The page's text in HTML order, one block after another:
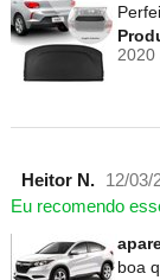
2020
Heitor N.
12/03/
Eu recomendo
boa